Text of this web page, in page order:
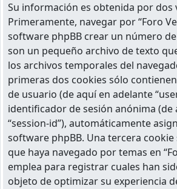
Su información es obtenida por dos
Primeramente, navegar por “Foro
software phpBB crear un número
son un pequeño archivo de texto
los archivos temporales del
primeras dos cookies sólo
de usuario (de aquí en adelante
identificador de sesión anónima (de
“session-id”), automáticamente
software phpBB. Una tercera cookie
que haya navegado por temas en
emplea para registrar cuales han
objeto de optimizar su experiencia